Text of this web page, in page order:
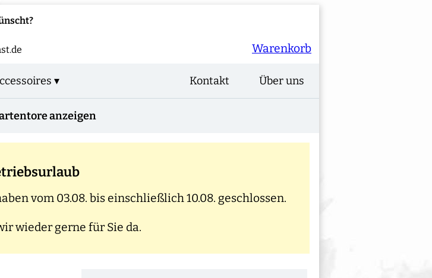
Warenkorb
▾ Über uns
Kontakt
anzeigen
vom 03.08. bis einschließlich 10.08. geschlossen.
wieder gerne für Sie da.